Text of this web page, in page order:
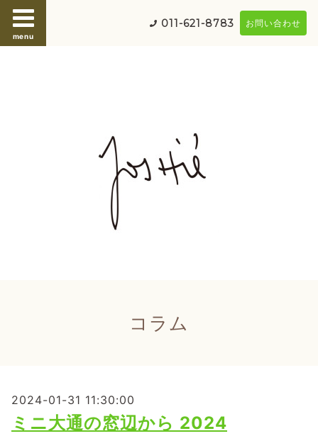
menu
011-621-8783 お問い合わせ
コラム
2024-01-31 11:30:00
ミニ大通の窓辺から 2024